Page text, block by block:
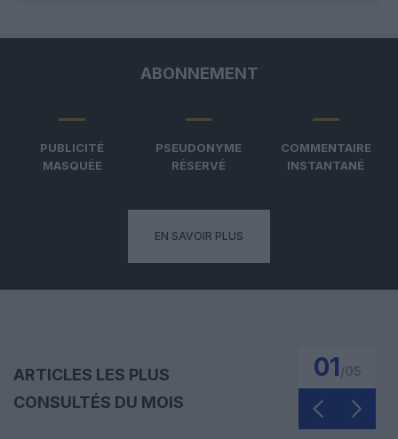
ABONNEMENT
PUBLICITÉ
MASQUÉE
PSEUDONYME
RÉSERVÉ
COMMENTAIRE
INSTANTANÉ
EN SAVOIR PLUS
ARTICLES LES PLUS
CONSULTÉS DU MOIS
01